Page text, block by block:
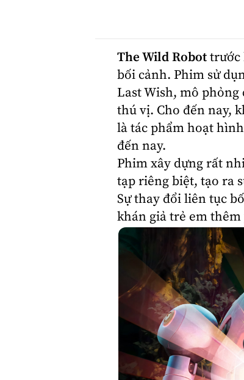
The Wild Robottrước
bối cảnh. Phim sử
Last Wish, mô
thú vị. Cho đến nay,
là tác phẩm hoạt
đến nay.
Phim xây dựng rất
tạp riêng biệt, tạo ra
Sự thay đổi liên tục
khán giả trẻ em